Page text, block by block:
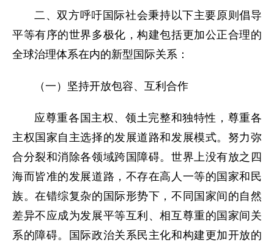
二、双方呼吁国际社会秉持以下主要原则倡导
平等有序的世界多极化，构建包括更加公正合理的
全球治理体系在内的新型国际关系：
（一）坚持开放包容、互利合作
应尊重各国主权、领土完整和独特性，尊重各
主权国家自主选择的发展道路和发展模式。努力弥
合分裂和消除各领域跨国障碍。世界上没有放之四
海而皆准的发展道路，不存在高人一等的国家和民
族。在错综复杂的国际形势下，不同国家间的自然
差异不应成为发展平等互利、相互尊重的国家间关
系的障碍。国际政治关系民主化和构建更加开放的